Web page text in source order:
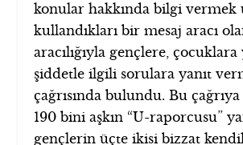
konular hakkında bilgi vermek
kullandıkları bir mesaj aracı
aracılığıyla gençlere,
şiddetle ilgili sorulara yanıt
çağrısında bulundu. Bu
190 bini aşkın “U-raporcusu”
gençlerin üçte ikisi bizzat